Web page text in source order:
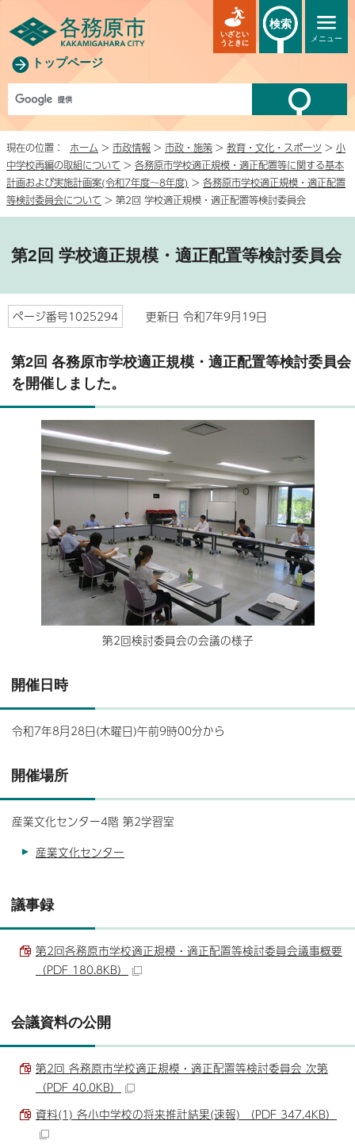
トップページ
メニュー
いざとい
うときに
検索
現在の位置： ホーム > 市政情報 > 市政・施策 > 教育・文化・スポーツ > 小
中学校再編の取組について > 各務原市学校適正規模・適正配置等に関する基本
計画および実施計画案(令和7年度～8年度) > 各務原市学校適正規模・適正配置
等検討委員会について > 第2回 学校適正規模・適正配置等検討委員会
第2回 学校適正規模・適正配置等検討委員会
ページ番号1025294 更新日 令和7年9月19日
第2回 各務原市学校適正規模・適正配置等検討委員会
を開催しました。
第2回検討委員会の会議の様子
開催日時
令和7年8月28日(木曜日)午前9時00分から
開催場所
産業文化センター4階 第2学習室
産業文化センター
議事録
第2回各務原市学校適正規模・適正配置等検討委員会議事概要
（PDF 180.8KB）
会議資料の公開
第2回 各務原市学校適正規模・適正配置等検討委員会 次第
（PDF 40.0KB）
資料(1) 各小中学校の将来推計結果(速報) （PDF 347.4KB）